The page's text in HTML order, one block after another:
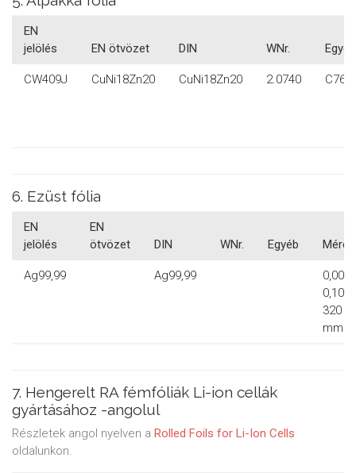
EN
jelölés
EN ötvözet DIN WNr. Egyéb
CW409J CuNi18Zn20 CuNi18Zn20 2.0740
6. Ezüst fólia
EN
jelölés
EN
ötvözet
DIN WNr. Egyéb Méret
Ag99,99 Ag99,99
0,006-
320
mm
7. Hengerelt RA fémfóliák Li-ion cellák
gyártásához -angolul
Részletek angol nyelven a Rolled Foils for Li-Ion Cells
oldalunkon.